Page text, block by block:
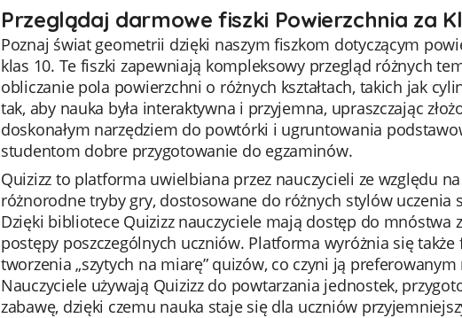
Przeglądaj darmowe fiszki Powierzchnia za
Poznaj świat geometrii dzięki naszym fiszkom dotyczącym
klas 10. Te fiszki zapewniają kompleksowy przegląd różnych
obliczanie pola powierzchni o różnych kształtach, takich jak
tak, aby nauka była interaktywna i przyjemna, upraszczając
doskonałym narzędziem do powtórki i ugruntowania
studentom dobre przygotowanie do egzaminów.
Quizizz to platforma uwielbiana przez nauczycieli ze względu
różnorodne tryby gry, dostosowane do różnych stylów uczenia
Dzięki bibliotece Quizizz nauczyciele mają dostęp do
postępy poszczególnych uczniów. Platforma wyróżnia się
tworzenia „szytych na miarę” quizów, co czyni ją
Nauczyciele używają Quizizz do powtarzania jednostek,
zabawę, dzięki czemu nauka staje się dla uczniów